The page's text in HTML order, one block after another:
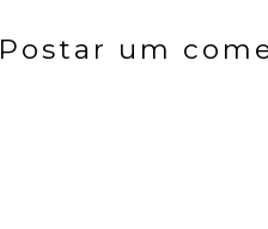
Postar um